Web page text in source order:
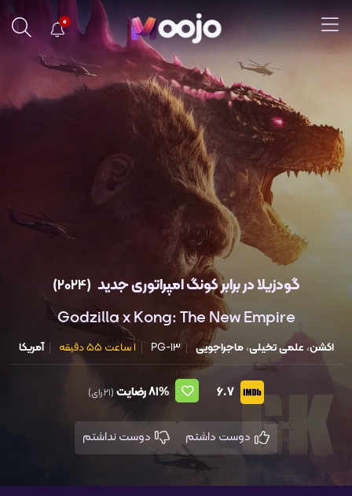
0
گودزیلا در برابر کونگ امپراتوری جدید (2024)
Godzilla x Kong: The New Empire
اکشن، علمی تخیلی،ماجراجویی PG-13 1 ساعت 55 دقیقه آمریکا
6.7
81%رضایت (21 رای)